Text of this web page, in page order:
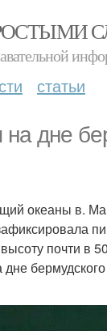
статьи
дне
океаны в.
почти в
бермудского